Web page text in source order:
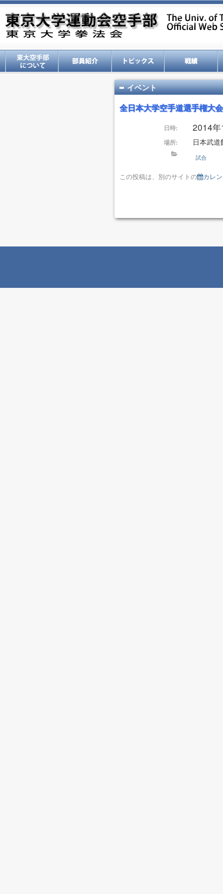
イベント
全日本大学空手道選手権大会
日時: 2014
場所: 日本武道
試合
この投稿は、別のサイトの カレ